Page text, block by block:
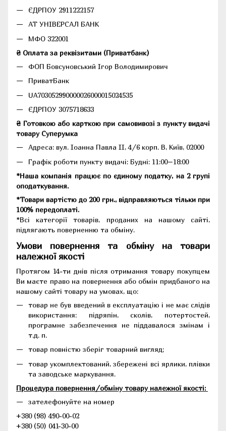
ЄДРПОУ 2911222157
АТ УНІВЕРСАЛ БАНК
МФО 322001
₴ Оплата за реквізитами (Приватбанк)
ФОП Бовсуновський Ігор Володимирович
ПриватБанк
UA703052990000026000015024535
ЄДРПОУ 3075718633
₴ Готовкою або карткою при самовивозі з пункту видачі
товару Суперумка
Адреса: вул. Іоанна Павла II, 4/6 корп. В, Київ, 02000
Графік роботи пункту видачі: Будні: 11:00–18:00
*Наша компанія працює по єдиному податку, на 2 групі
оподаткування.
*Товари вартістю до 200 грн., відправляються тільки при
100% передоплаті.
*Всі категорії товарів, проданих на нашому сайті,
підлягають поверненню та обміну.
Умови повернення та обміну на товари
належної якості
Протягом 14-ти днів після отримання товару покупцем
Ви маєте право на повернення або обмін придбаного на
нашому сайті товару на умовах, що:
товар не був введений в експлуатацію і не має слідів
використання: підряпін, сколів, потертостей,
програмне забезпечення не піддавалося змінам і
т.д. п.
товар повністю зберіг товарний вигляд;
товар укомплектований, збережені всі ярлики, плівки
та заводське маркування.
Процедура повернення/обміну товару належної якості:
зателефонуйте на номер
+380 (98) 490-00-02
+380 (50) 041-30-00